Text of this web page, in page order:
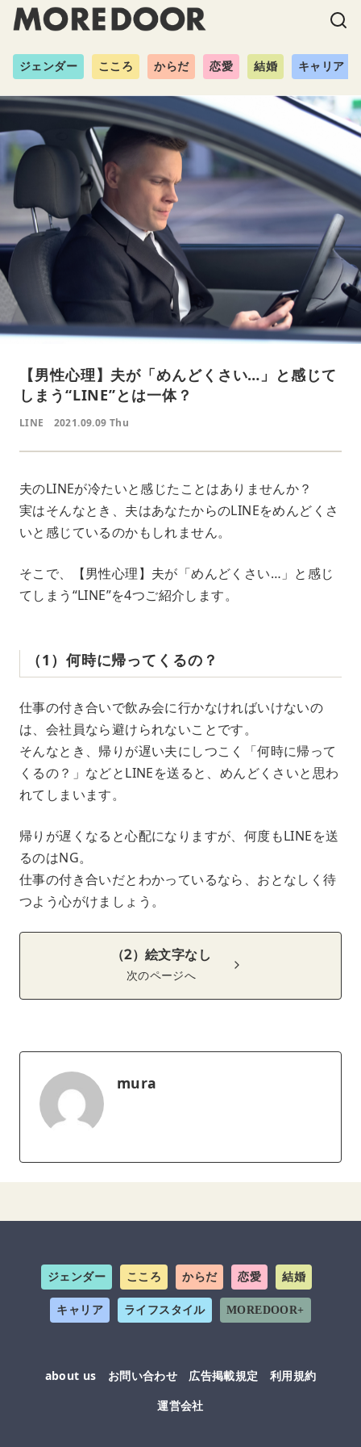
ジェンダー こころ からだ 恋愛 結婚 キャリア
【男性心理】夫が「めんどくさい…」と感じて
しまう“LINE”とは一体？
LINE 2021.09.09 Thu
夫のLINEが冷たいと感じたことはありませんか？
実はそんなとき、夫はあなたからのLINEをめんどくさ
いと感じているのかもしれません。
そこで、【男性心理】夫が「めんどくさい…」と感じ
てしまう“LINE”を4つご紹介します。
（1）何時に帰ってくるの？
仕事の付き合いで飲み会に行かなければいけないの
は、会社員なら避けられないことです。
そんなとき、帰りが遅い夫にしつこく「何時に帰って
くるの？」などとLINEを送ると、めんどくさいと思わ
れてしまいます。
帰りが遅くなると心配になりますが、何度もLINEを送
るのはNG。
仕事の付き合いだとわかっているなら、おとなしく待
つよう心がけましょう。
（2）絵文字なし
次のページへ
mura
ジェンダー こころ からだ 恋愛 結婚
キャリア ライフスタイル MOREDOOR+
about us お問い合わせ 広告掲載規定
利用規約
運営会社